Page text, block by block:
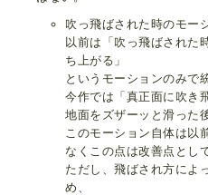
吹っ飛ばされた時のモー
以前は「吹っ飛ばされた
ち上がる」
というモーションのみで
今作では「真正面に吹き
地面をズザーッと滑った
このモーション自体は以
なくこの点は改善点とし
ただし、飛ばされ方によ
め、